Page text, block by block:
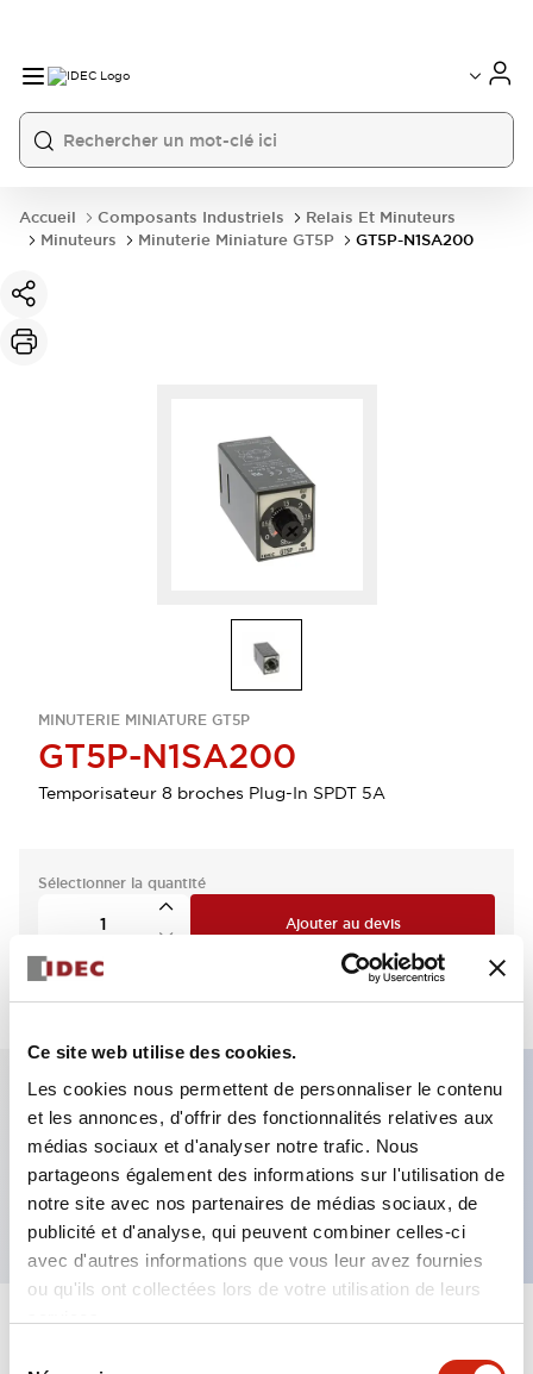
Ce site web utilise des cookies.
Les cookies nous permettent de personnaliser le contenu
et les annonces, d'offrir des fonctionnalités relatives aux
médias sociaux et d'analyser notre trafic. Nous
partageons également des informations sur l'utilisation de
notre site avec nos partenaires de médias sociaux, de
publicité et d'analyse, qui peuvent combiner celles-ci
avec d'autres informations que vous leur avez fournies
ou qu'ils ont collectées lors de votre utilisation de leurs
Accueil Composants Industriels
Relais Et Minuteurs
Minuteurs
Minuterie Miniature GT5P GT5P-N1SA200
MINUTERIE MINIATURE GT5P
GT5P-N1SA200
Temporisateur 8 broches Plug-In SPDT 5A
Sélectionner la quantité
Ajouter au devis
Caractéristiques clés
Délai à l’enclenchement 200-240VAC 0,2s-1s